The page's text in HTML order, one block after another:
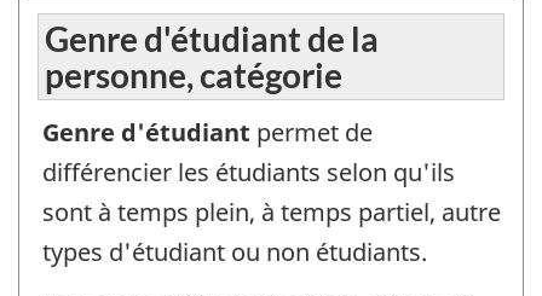
Genre d'étudiant de la
personne, catégorie
Genre d'étudiant permet de
différencier les étudiants selon qu'ils
sont à temps plein, à temps partiel, autre
types d'étudiant ou non étudiants.